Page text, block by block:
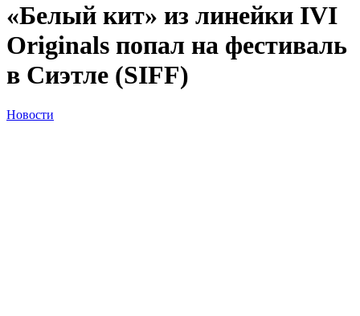
«Белый кит» из линейки IVI
Originals попал на фестиваль
в Сиэтле (SIFF)
Новости